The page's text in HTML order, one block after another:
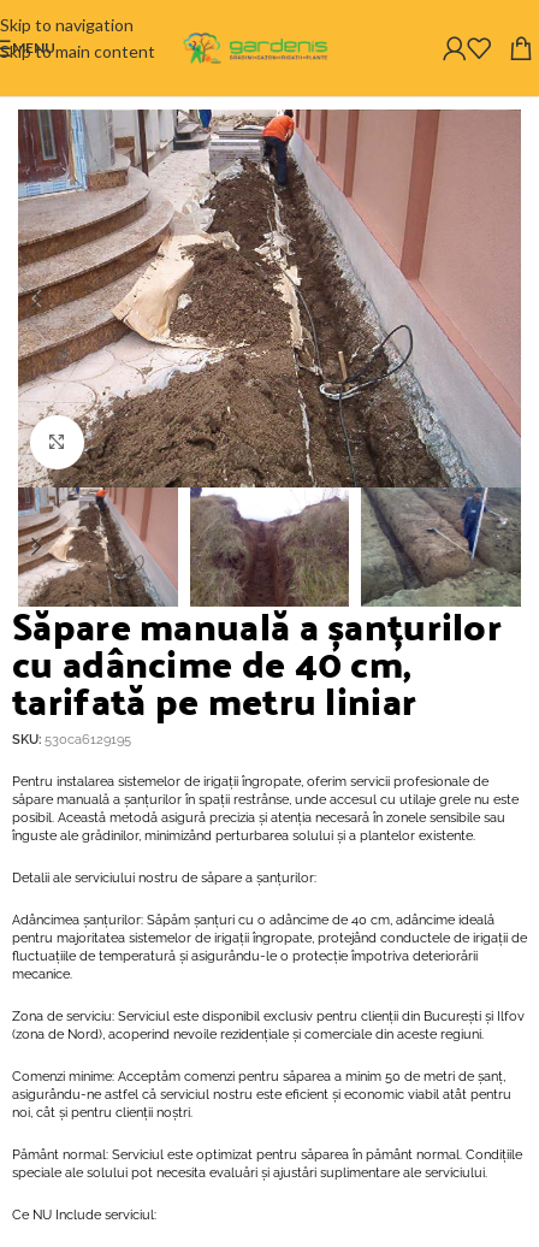
Skip to navigation
Skip to main content
MENU
Click to enlarge
Săpare manuală a șanțurilor
cu adâncime de 40 cm,
tarifată pe metru liniar
SKU: 530ca6129195
Pentru instalarea sistemelor de irigații îngropate, oferim servicii profesionale de
săpare manuală a șanțurilor în spații restrânse, unde accesul cu utilaje grele nu este
posibil. Această metodă asigură precizia și atenția necesară în zonele sensibile sau
înguste ale grădinilor, minimizând perturbarea solului și a plantelor existente.
Detalii ale serviciului nostru de săpare a șanțurilor:
Adâncimea șanțurilor: Săpăm șanțuri cu o adâncime de 40 cm, adâncime ideală
pentru majoritatea sistemelor de irigații îngropate, protejând conductele de irigații de
fluctuațiile de temperatură și asigurându-le o protecție împotriva deteriorării
mecanice.
Zona de serviciu: Serviciul este disponibil exclusiv pentru clienții din București și Ilfov
(zona de Nord), acoperind nevoile rezidențiale și comerciale din aceste regiuni.
Comenzi minime: Acceptăm comenzi pentru săparea a minim 50 de metri de șanț,
asigurându-ne astfel că serviciul nostru este eficient și economic viabil atât pentru
noi, cât și pentru clienții noștri.
Pământ normal: Serviciul este optimizat pentru săparea în pământ normal. Condițiile
speciale ale solului pot necesita evaluări și ajustări suplimentare ale serviciului.
Ce NU Include serviciul: